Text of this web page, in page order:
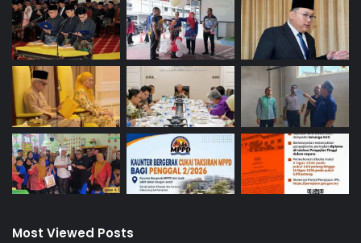
Most Viewed Posts